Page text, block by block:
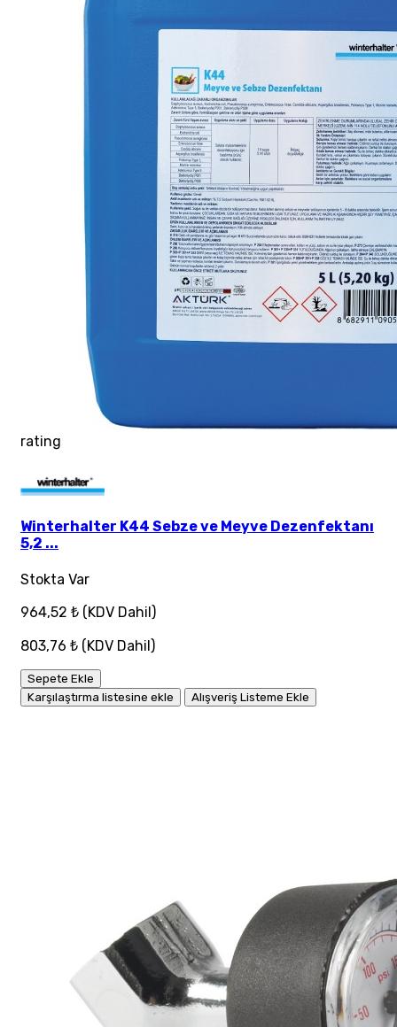
rating
Winterhalter K44 Sebze ve Meyve Dezenfektanı
5,2 ...
Stokta Var
964,52 ₺ (KDV Dahil)
803,76 ₺ (KDV Dahil)
Sepete Ekle
Karşılaştırma listesine ekle
Alışveriş Listeme Ekle